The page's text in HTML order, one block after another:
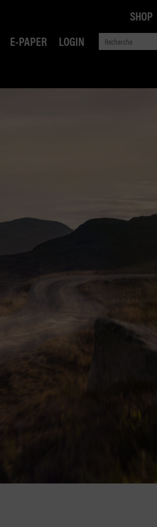
E-PAPER LOGIN
SHOP